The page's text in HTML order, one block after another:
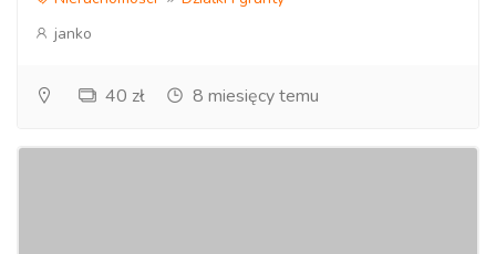
janko
40 zł 8 miesięcy temu